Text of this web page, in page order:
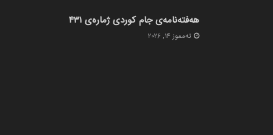
هەفتەنامەی جام کوردی ژمارەی 431
ته‌مموز 14, 2026